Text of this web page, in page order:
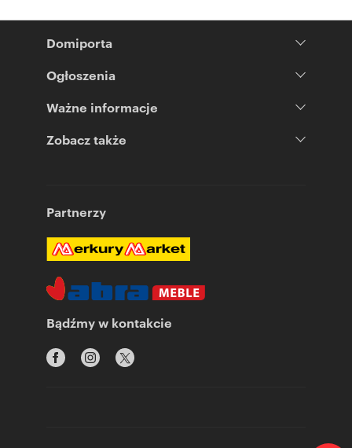
Domiporta
Ogłoszenia
Ważne informacje
Zobacz także
Partnerzy
Bądźmy w kontakcie